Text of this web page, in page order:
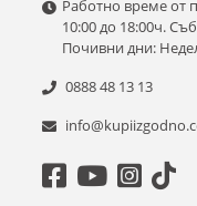
Работно време от
10:00 до 18:00ч.
Почивни дни:
0888 48 13 13